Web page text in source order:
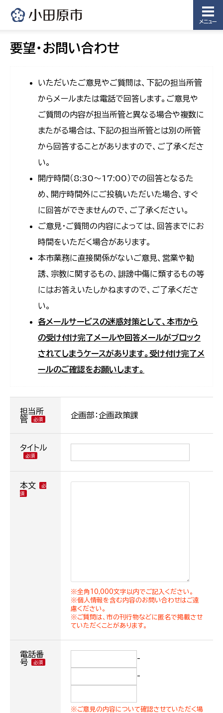
メニュー
要望・お問い合わせ
いただいたご意見やご質問は、下記の担当所管
からメールまたは電話で回答します。ご意見や
ご質問の内容が担当所管と異なる場合や複数に
またがる場合は、下記の担当所管とは別の所管
から回答することがありますので、ご了承くださ
い。
開庁時間（8:30〜17:00）での回答となるた
め、開庁時間外にご投稿いただいた場合、すぐ
に回答ができませんので、ご了承ください。
ご意見・ご質問の内容によっては、回答までにお
時間をいただく場合があります。
本市業務に直接関係がないご意見、営業や勧
誘、宗教に関するもの、誹謗中傷に類するもの等
にはお答えいたしかねますので、ご了承くださ
い。
各メールサービスの迷惑対策として、本市から
の受け付け完了メールや回答メールがブロック
されてしまうケースがあります。受け付け完了メ
ールのご確認をお願いします。
担当所
管
企画部：企画政策課
タイトル
本文
※全角10,000文字以内でご記入ください。
※個人情報を含む内容のお問い合わせはご遠
慮ください。
※ご質問は、市の刊行物などに匿名で掲載させ
ていただくことがあります。
電話番
号
-
-
※ご意見の内容について確認させていただく場